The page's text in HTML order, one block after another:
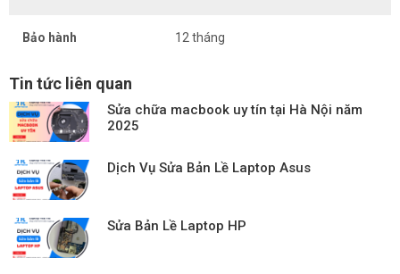
Bảo hành 12 tháng
Tin tức liên quan
Sửa chữa macbook uy tín tại Hà Nội năm
2025
Dịch Vụ Sửa Bản Lề Laptop Asus
Sửa Bản Lề Laptop HP